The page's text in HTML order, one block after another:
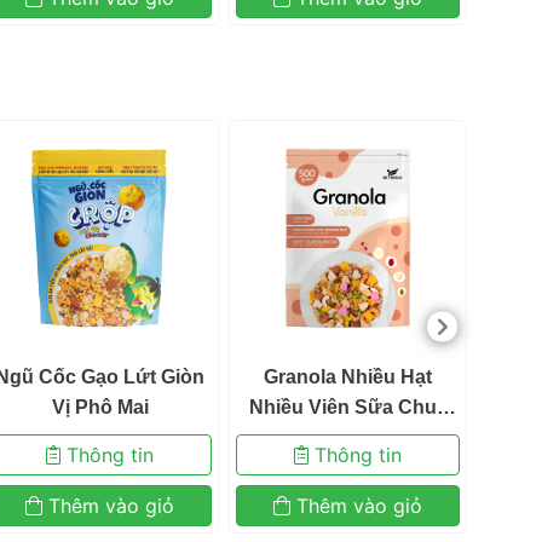
cam kết
tuyển chọn kỹ lưỡng từ các nguồn nguyên
Ngũ Cốc Gạo Lứt Giòn
Vị Phô Mai
Thông tin
Thêm vào giỏ
Granola Nhiều Hạt
Nhiều Viên Sữa Chua
Sấy Vị Vani Ngũ Cốc Ăn
Kiêng Befresco 380g
Thông tin
Thêm vào giỏ